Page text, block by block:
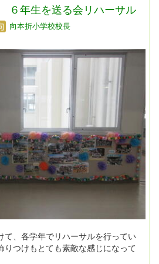
６年生を送る会リハーサル
向本折小学校校長
て、各学年でリハーサルを行ってい
りつけもとても素敵な感じになって